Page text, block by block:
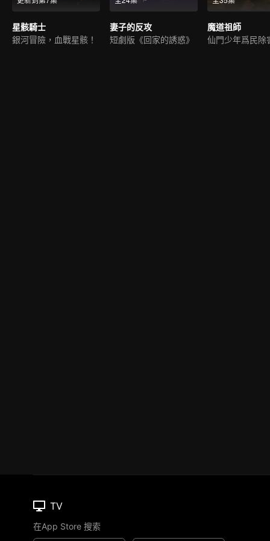
星骸騎士
銀河冒險，血戰星骸！
妻子的反攻
短劇版《回家的誘惑》
魔道祖師
TV
在App Store 搜索